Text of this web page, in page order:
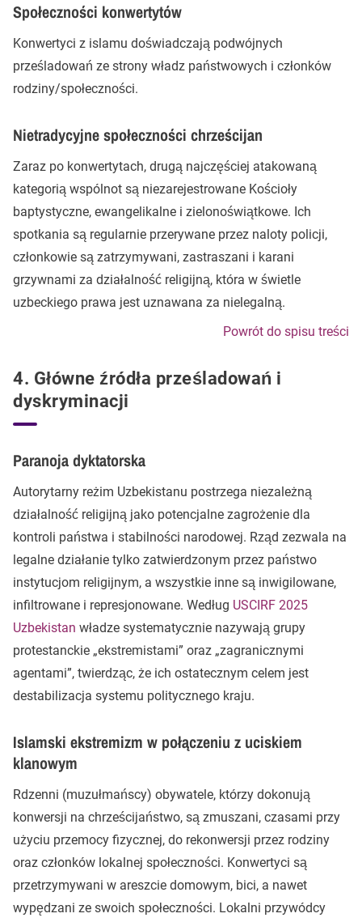
Społeczności konwertytów
Konwertyci z islamu doświadczają podwójnych
prześladowań ze strony władz państwowych i członków
rodziny/społeczności.
Nietradycyjne społeczności chrześcijan
Zaraz po konwertytach, drugą najczęściej atakowaną
kategorią wspólnot są niezarejestrowane Kościoły
baptystyczne, ewangelikalne i zielonoświątkowe. Ich
spotkania są regularnie przerywane przez naloty policji,
członkowie są zatrzymywani, zastraszani i karani
grzywnami za działalność religijną, która w świetle
uzbeckiego prawa jest uznawana za nielegalną.
Powrót do spisu treści
4. Główne źródła prześladowań i
dyskryminacji
Paranoja dyktatorska
Autorytarny reżim Uzbekistanu postrzega niezależną
działalność religijną jako potencjalne zagrożenie dla
kontroli państwa i stabilności narodowej. Rząd zezwala na
legalne działanie tylko zatwierdzonym przez państwo
instytucjom religijnym, a wszystkie inne są inwigilowane,
infiltrowane i represjonowane. Według USCIRF 2025
Uzbekistan władze systematycznie nazywają grupy
protestanckie „ekstremistami” oraz „zagranicznymi
agentami”, twierdząc, że ich ostatecznym celem jest
destabilizacja systemu politycznego kraju.
Islamski ekstremizm w połączeniu z uciskiem
klanowym
Rdzenni (muzułmańscy) obywatele, którzy dokonują
konwersji na chrześcijaństwo, są zmuszani, czasami przy
użyciu przemocy fizycznej, do rekonwersji przez rodziny
oraz członków lokalnej społeczności. Konwertyci są
przetrzymywani w areszcie domowym, bici, a nawet
wypędzani ze swoich społeczności. Lokalni przywódcy